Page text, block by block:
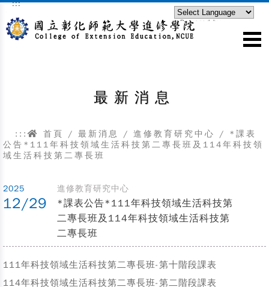
跳到主要內容區塊
:::
Powered by
最新消息
::: 首頁 / 最新消息 / 進修教育研究中心 / *課表
公告*111年科技領域生活科技第二專長班及114年科技領
域生活科技第二專長班
2025
12/29
進修教育研究中心
*課表公告*111年科技領域生活科技第
二專長班及114年科技領域生活科技第
二專長班
111年科技領域生活科技第二專長班-第十階段課表
114年科技領域生活科技第二專長班-第二階段課表